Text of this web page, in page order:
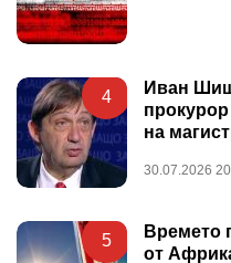
4
Иван
на
30.07.2026
5
Времето
от